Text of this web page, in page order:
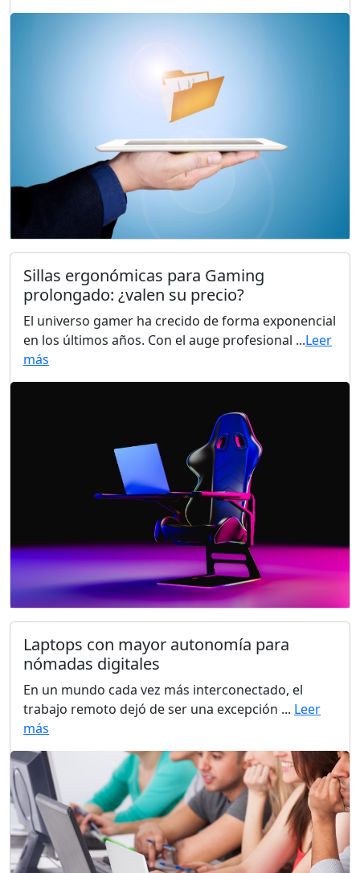
Sillas ergonómicas para Gaming
prolongado: ¿valen su precio?
El universo gamer ha crecido de forma exponencial
en los últimos años. Con el auge profesional ...Leer
más
Laptops con mayor autonomía para
nómadas digitales
En un mundo cada vez más interconectado, el
trabajo remoto dejó de ser una excepción ... Leer
más